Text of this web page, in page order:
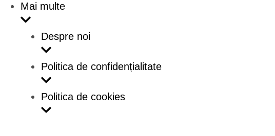
Mai multe
Despre noi
Politica de confidențialitate
Politica de cookies